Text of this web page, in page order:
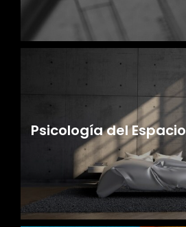
Psicología del Espacio